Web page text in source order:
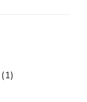
(1)